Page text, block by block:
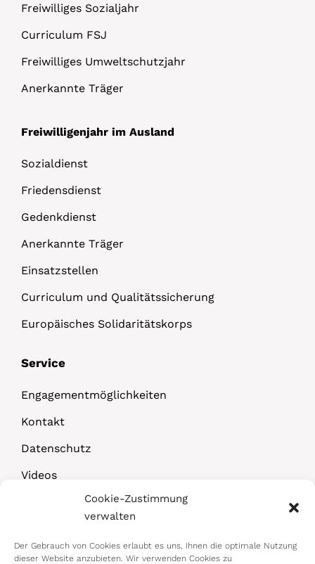
Cookie-Zustimmung
verwalten
Der Gebrauch von Cookies erlaubt es uns, Ihnen die optimale Nutzung
dieser Website anzubieten. Wir verwenden Cookies zu
Freiwilliges Sozialjahr
Curriculum FSJ
Freiwilliges Umweltschutzjahr
Anerkannte Träger
Freiwilligenjahr im Ausland
Sozialdienst
Friedensdienst
Gedenkdienst
Anerkannte Träger
Einsatzstellen
Curriculum und Qualitätssicherung
Europäisches Solidaritätskorps
Service
Engagementmöglichkeiten
Kontakt
Datenschutz
Videos